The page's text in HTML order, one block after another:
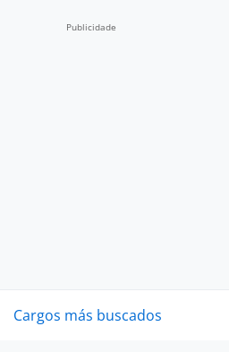
Cargos más buscados